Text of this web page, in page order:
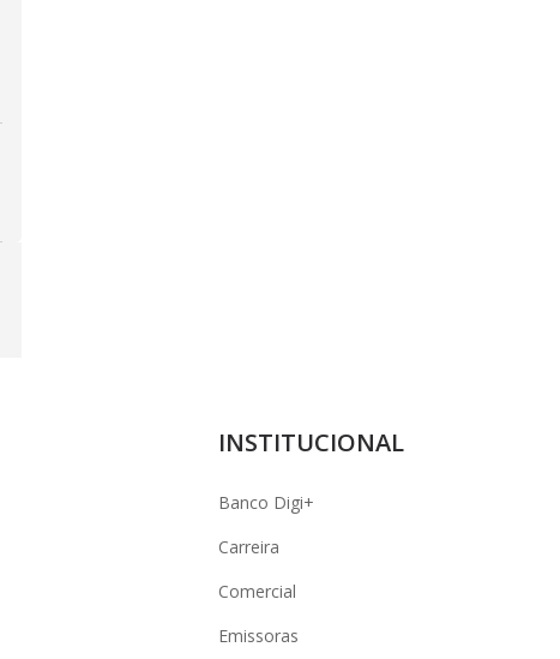
INSTITUCIONAL
Banco Digi+
Carreira
Comercial
Emissoras